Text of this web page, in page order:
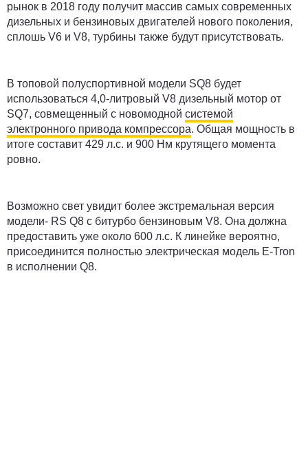
рынок в 2018 году получит массив самых современных
дизельных и бензиновых двигателей нового поколения,
сплошь V6 и V8, турбины также будут присутствовать.
В топовой полуспортивной модели SQ8 будет
использоваться 4,0-литровый V8 дизельный мотор от
SQ7, совмещенный с новомодной системой
электронного привода компрессора. Общая мощность в
итоге составит 429 л.с. и 900 Нм крутящего момента
ровно.
Возможно свет увидит более экстремальная версия
модели- RS Q8 с битурбо бензиновым V8. Она должна
предоставить уже около 600 л.с. К линейке вероятно,
присоединится полностью электрическая модель E-Tron
в исполнении Q8.